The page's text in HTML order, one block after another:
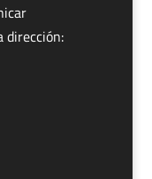
dirección: